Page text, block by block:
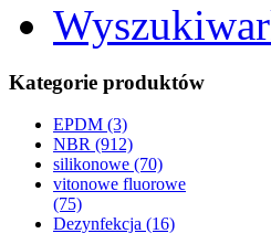
Kategorie produktów
EPDM (3)
NBR (912)
silikonowe (70)
vitonowe fluorowe
(75)
Dezynfekcja (16)